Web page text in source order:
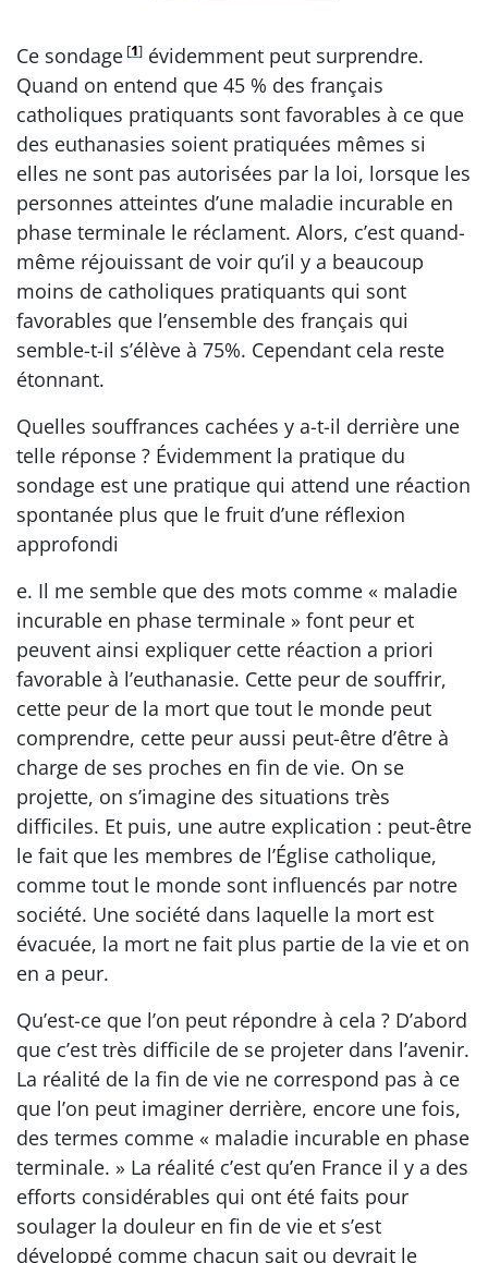
Ce sondage [1] évidemment peut surprendre.
Quand on entend que 45 % des français
catholiques pratiquants sont favorables à ce que
des euthanasies soient pratiquées mêmes si
elles ne sont pas autorisées par la loi, lorsque les
personnes atteintes d’une maladie incurable en
phase terminale le réclament. Alors, c’est quand-
même réjouissant de voir qu’il y a beaucoup
moins de catholiques pratiquants qui sont
favorables que l’ensemble des français qui
semble-t-il s’élève à 75%. Cependant cela reste
étonnant.
Quelles souffrances cachées y a-t-il derrière une
telle réponse ? Évidemment la pratique du
sondage est une pratique qui attend une réaction
spontanée plus que le fruit d’une réflexion
approfondi
e. Il me semble que des mots comme « maladie
incurable en phase terminale » font peur et
peuvent ainsi expliquer cette réaction a priori
favorable à l’euthanasie. Cette peur de souffrir,
cette peur de la mort que tout le monde peut
comprendre, cette peur aussi peut-être d’être à
charge de ses proches en fin de vie. On se
projette, on s’imagine des situations très
difficiles. Et puis, une autre explication : peut-être
le fait que les membres de l’Église catholique,
comme tout le monde sont influencés par notre
société. Une société dans laquelle la mort est
évacuée, la mort ne fait plus partie de la vie et on
en a peur.
Qu’est-ce que l’on peut répondre à cela ? D’abord
que c’est très difficile de se projeter dans l’avenir.
La réalité de la fin de vie ne correspond pas à ce
que l’on peut imaginer derrière, encore une fois,
des termes comme « maladie incurable en phase
terminale. » La réalité c’est qu’en France il y a des
efforts considérables qui ont été faits pour
soulager la douleur en fin de vie et s’est
développé comme chacun sait ou devrait le